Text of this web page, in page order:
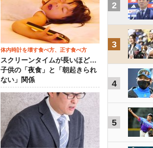
体内時計を壊す食べ方、正す食べ方
スクリーンタイムが長いほど…
子供の「夜食」と「朝起きられ
ない」関係
2
3
4
5